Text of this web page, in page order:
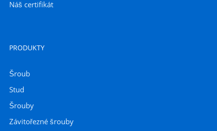
Náš certifikát
PRODUKTY
Šroub
Stud
Šrouby
Závitořezné šrouby